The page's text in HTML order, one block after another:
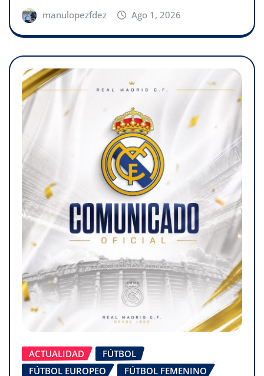
manulopezfdez Ago 1, 2026
ACTUALIDAD
FÚTBOL
FÚTBOL EUROPEO
FÚTBOL FEMENINO